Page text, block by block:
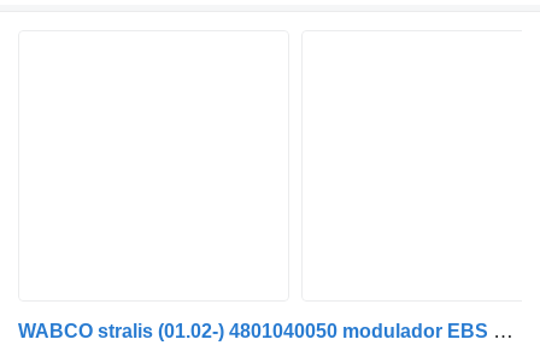
WABCO stralis (01.02-) 4801040050 modulador EBS para IVECO Stralis, Trakker (2002-) cabeza tractora